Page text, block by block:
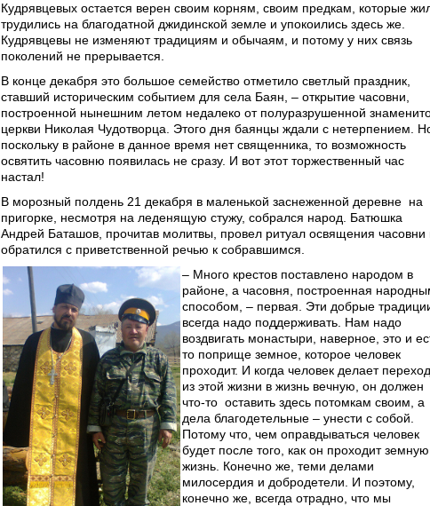
Кудрявцевых остается верен своим корням, своим предкам, которые
трудились на благодатной джидинской земле и упокоились здесь же.
Кудрявцевы не изменяют традициям и обычаям, и потому у них связь
поколений не прерывается.
В конце декабря это большое семейство отметило светлый праздник,
ставший историческим событием для села Баян, – открытие часовни,
построенной нынешним летом недалеко от полуразрушенной
церкви Николая Чудотворца. Этого дня баянцы ждали с нетерпением.
поскольку в районе в данное время нет священника, то возможность
освятить часовню появилась не сразу. И вот этот торжественный час
настал!
В морозный полдень 21 декабря в маленькой заснеженной деревне на
пригорке, несмотря на леденящую стужу, собрался народ. Батюшка
Андрей Баташов, прочитав молитвы, провел ритуал освящения часовни
обратился с приветственной речью к собравшимся.
– Много крестов поставлено народом в
районе, а часовня, построенная
способом, – первая. Эти добрые
всегда надо поддерживать. Нам надо
воздвигать монастыри, наверное, это и
то поприще земное, которое человек
проходит. И когда человек делает переход
из этой жизни в жизнь вечную, он должен
что-то оставить здесь потомкам своим, а
дела благодетельные – унести с собой.
Потому что, чем оправдываться человек
будет после того, как он проходит земную
жизнь. Конечно же, теми делами
милосердия и добродетели. И поэтому,
конечно же, всегда отрадно, что мы